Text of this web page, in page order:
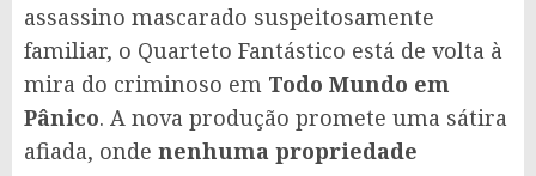
assassino mascarado suspeitosamente
familiar, o Quarteto Fantástico está de volta à
mira do criminoso em Todo Mundo em
Pânico. A nova produção promete uma sátira
afiada, onde nenhuma propriedade